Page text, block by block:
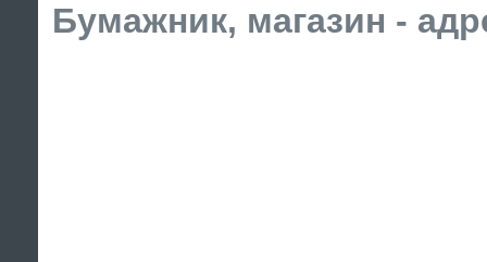
Бумажник, магазин -